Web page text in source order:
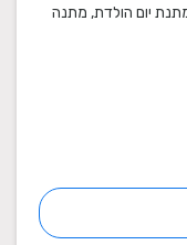
יום הולדת, מתנה